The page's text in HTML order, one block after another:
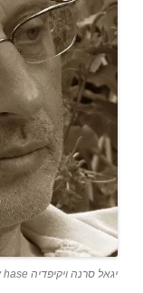
יגאל סרנה ויקיפדיה dolly hase